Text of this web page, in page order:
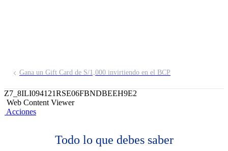
Gana un Gift Card de S/1,000 invirtiendo en el BCP
Z7_8ILI094121RSE06FBNDBEEH9E2
Web Content Viewer
Acciones
Todo lo que debes saber